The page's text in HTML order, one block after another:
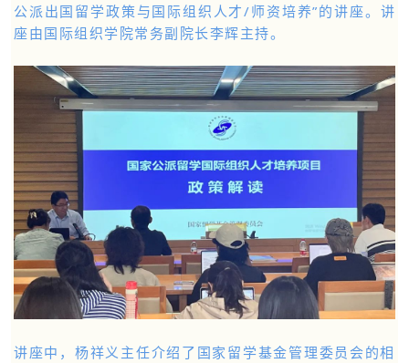
公派出国留学政策与国际组织人才/师资培养”的讲座。讲
座由国际组织学院常务副院长李辉主持。
讲座中，杨祥义主任介绍了国家留学基金管理委员会的相